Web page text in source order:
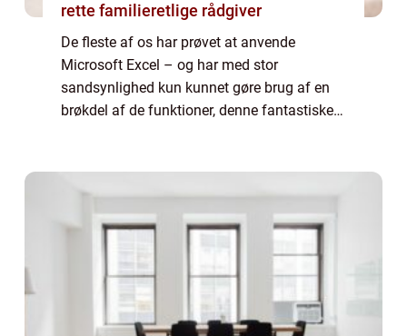
rette familieretlige rådgiver
De fleste af os har prøvet at anvende
Microsoft Excel – og har med stor
sandsynlighed kun kunnet gøre brug af en
brøkdel af de funktioner, denne fantastiske